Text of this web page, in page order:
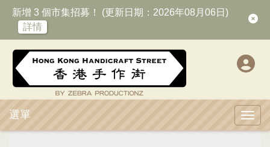
新增 3 個市集招募！ (更新日期：2026年08月06日)
詳情
選單